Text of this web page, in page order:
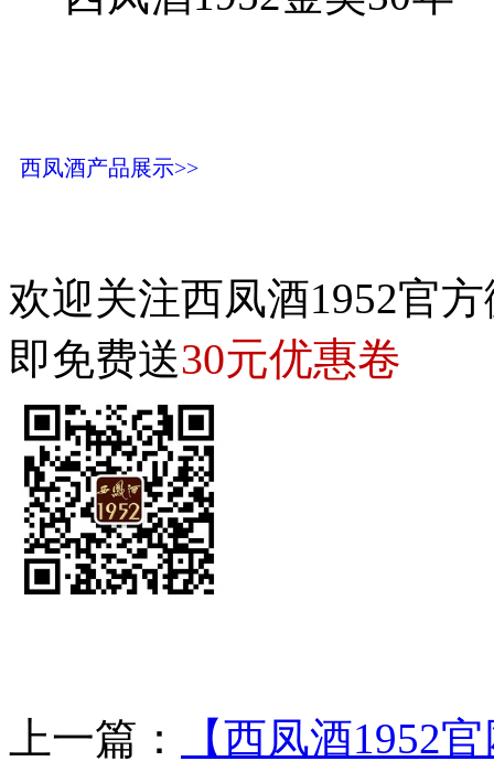
西凤酒产品展示>>
欢迎关注西凤酒1952官
即免费送30元优惠卷
上一篇：
【西凤酒1952